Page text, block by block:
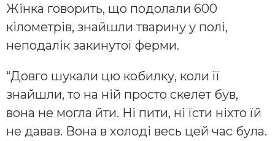
Жінка говорить, що подолали 600
кілометрів, знайшли тварину у полі,
неподалік закинутої ферми.
“Довго шукали цю кобилку, коли її
знайшли, то на ній просто скелет був,
вона не могла йти. Ні пити, ні їсти ніхто їй
не давав. Вона в холоді весь цей час була.